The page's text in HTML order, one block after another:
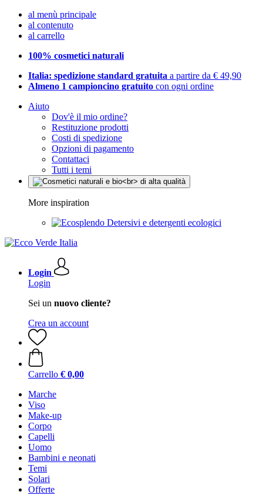
al menù principale
al contenuto
al carrello
100% cosmetici naturali
Italia: spedizione standard gratuita a partire da € 49,90
Almeno 1 campioncino gratuito con ogni ordine
Aiuto
Dov'è il mio ordine?
Restituzione prodotti
Costi di spedizione
Opzioni di pagamento
Contattaci
Tutti i temi
More inspiration
Detersivi e detergenti ecologici
Login
Login
Sei un nuovo cliente?
Crea un account
Carrello € 0,00
Marche
Viso
Make-up
Corpo
Capelli
Uomo
Bambini e neonati
Temi
Solari
Offerte